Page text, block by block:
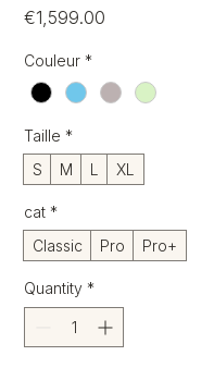
€1,599.00
Couleur *
Taille *
S
M L XL
cat *
Classic
Pro Pro+
Quantity *